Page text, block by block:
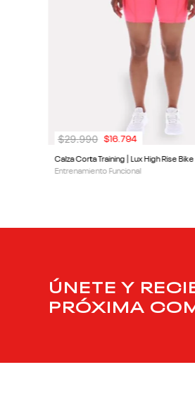
Calza Corta Training | Lux High Rise
Entrenamiento Funcional
$29.990 $16.794
ÚNETE Y
PRÓXIMA